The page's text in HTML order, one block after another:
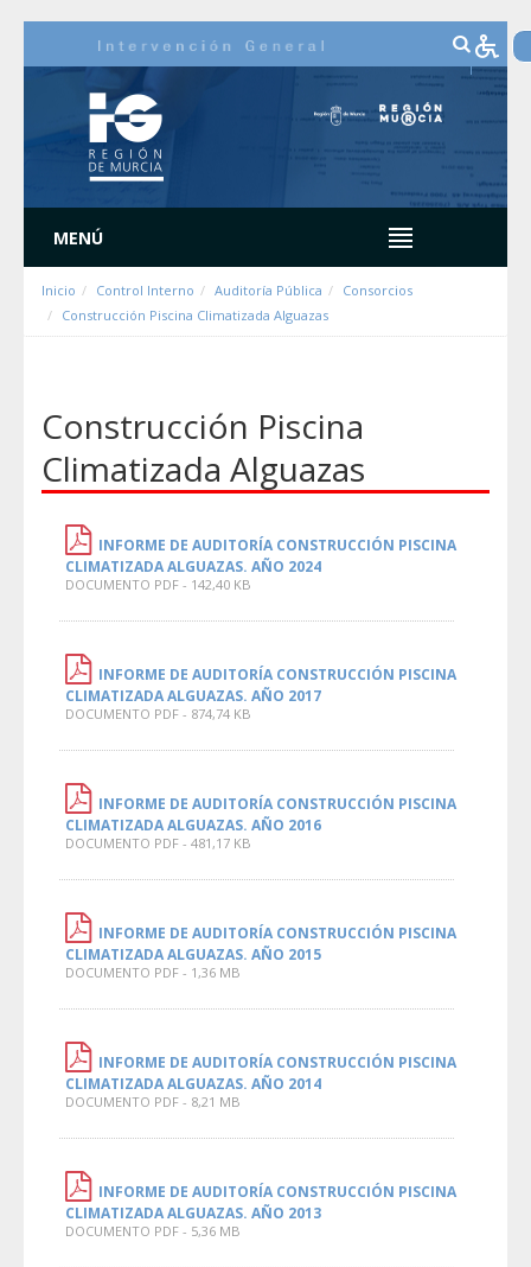
MENÚ
Inicio Control Interno Auditoría Pública
Consorcios
Construcción Piscina Climatizada Alguazas
Construcción Piscina
Climatizada Alguazas
INFORME DE AUDITORÍA CONSTRUCCIÓN PISCINA
CLIMATIZADA ALGUAZAS. AÑO 2024
DOCUMENTO PDF - 142,40 KB
INFORME DE AUDITORÍA CONSTRUCCIÓN PISCINA
CLIMATIZADA ALGUAZAS. AÑO 2017
DOCUMENTO PDF - 874,74 KB
INFORME DE AUDITORÍA CONSTRUCCIÓN PISCINA
CLIMATIZADA ALGUAZAS. AÑO 2016
DOCUMENTO PDF - 481,17 KB
INFORME DE AUDITORÍA CONSTRUCCIÓN PISCINA
CLIMATIZADA ALGUAZAS. AÑO 2015
DOCUMENTO PDF - 1,36 MB
INFORME DE AUDITORÍA CONSTRUCCIÓN PISCINA
CLIMATIZADA ALGUAZAS. AÑO 2014
DOCUMENTO PDF - 8,21 MB
INFORME DE AUDITORÍA CONSTRUCCIÓN PISCINA
CLIMATIZADA ALGUAZAS. AÑO 2013
DOCUMENTO PDF - 5,36 MB